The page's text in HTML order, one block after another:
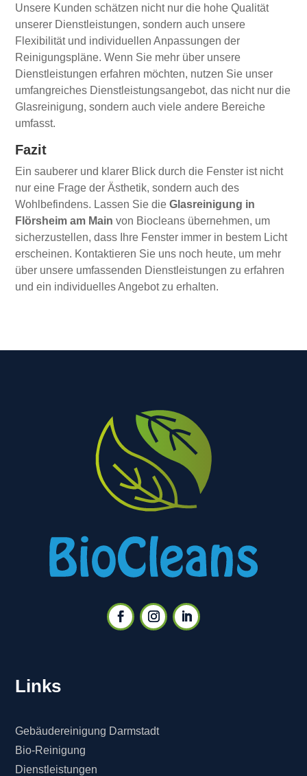
Unsere Kunden schätzen nicht nur die hohe Qualität
unserer Dienstleistungen, sondern auch unsere
Flexibilität und individuellen Anpassungen der
Reinigungspläne. Wenn Sie mehr über unsere
Dienstleistungen erfahren möchten, nutzen Sie unser
umfangreiches Dienstleistungsangebot, das nicht nur die
Glasreinigung, sondern auch viele andere Bereiche
umfasst.
Fazit
Ein sauberer und klarer Blick durch die Fenster ist nicht
nur eine Frage der Ästhetik, sondern auch des
Wohlbefindens. Lassen Sie dieGlasreinigung in
Flörsheim am Main von Biocleans übernehmen, um
sicherzustellen, dass Ihre Fenster immer in bestem Licht
erscheinen. Kontaktieren Sie uns noch heute, um mehr
über unsere umfassenden Dienstleistungen zu erfahren
und ein individuelles Angebot zu erhalten.
Links
Gebäudereinigung Darmstadt
Bio-Reinigung
Dienstleistungen